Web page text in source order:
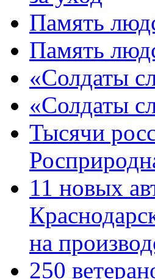
Память
Память
«Солдаты
«Солдаты
Тысячи
11 новых
на
250